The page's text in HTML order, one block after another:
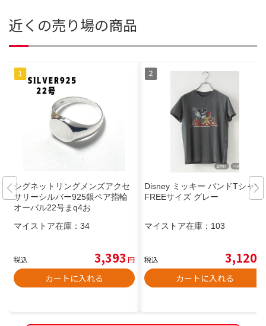
近くの売り場の商品
シグネットリングメンズアクセ
サリーシルバー925銀ペア指輪
オーバル22号まq4お
マイストア在庫： 34
税込 3,393 円
カートに入れる
Disney ミッキー バンドTシャツ
FREEサイズ グレー
マイストア在庫： 103
税込 3,120
カートに入れる